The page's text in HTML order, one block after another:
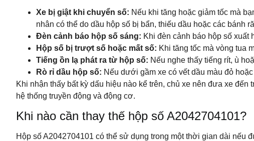
Xe bị giật khi chuyển số: Nếu khi tăng hoặc giảm tốc mà
nhân có thể do dầu hộp số bị bẩn, thiếu dầu hoặc các bánh
Đèn cảnh báo hộp số sáng: Khi đèn cảnh báo hộp số
Hộp số bị trượt số hoặc mất số: Khi tăng tốc mà vòng tua
Tiếng ồn lạ phát ra từ hộp số: Nếu nghe thấy tiếng rít, ù
Rò rỉ dầu hộp số: Nếu dưới gầm xe có vết dầu màu đỏ
Khi nhận thấy bất kỳ dấu hiệu nào kể trên, chủ xe nên đưa xe
hệ thống truyền động và động cơ.
Khi nào cần thay thế hộp số A2042704101?
Hộp số A2042704101 có thể sử dụng trong một thời gian dài